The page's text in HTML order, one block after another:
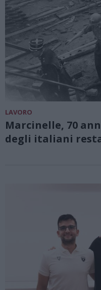
LAVORO
Marcinelle, 70
degli italiani